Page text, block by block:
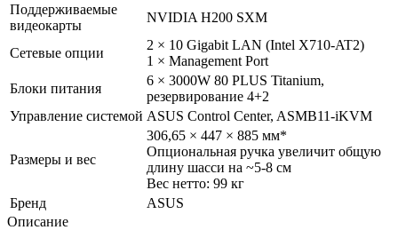
Поддерживаемые
видеокарты
NVIDIA H200 SXM
Сетевые опции
2 × 10 Gigabit LAN (Intel X710-AT2)
1 × Management Port
Блоки питания
6 × 3000W 80 PLUS Titanium,
резервирование 4+2
Управление системой ASUS Control Center, ASMB11-iKVM
Размеры и вес
306,65 × 447 × 885 мм*
Опциональная ручка увеличит общую
длину шасси на ~5-8 см
Вес нетто: 99 кг
Бренд
ASUS
Описание